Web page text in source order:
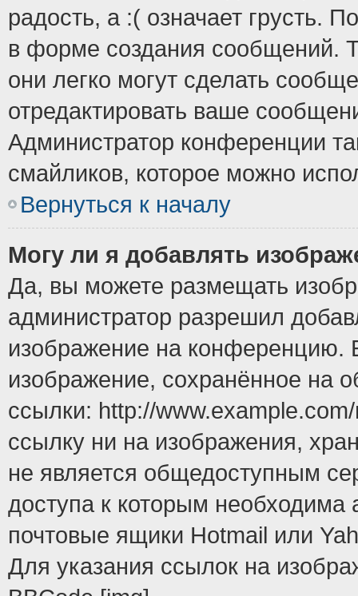
радость, а :( означает грусть.
в форме создания сообщений.
они легко могут сделать
отредактировать ваше
Администратор конференции
смайликов, которое можно
Вернуться к началу
Могу ли я добавлять
Да, вы можете размещать
администратор разрешил
изображение на конференцию.
изображение, сохранённое на
ссылки: http://
ссылку ни на изображения,
не является общедоступным
доступа к которым
почтовые ящики Hotmail или
Для указания ссылок на